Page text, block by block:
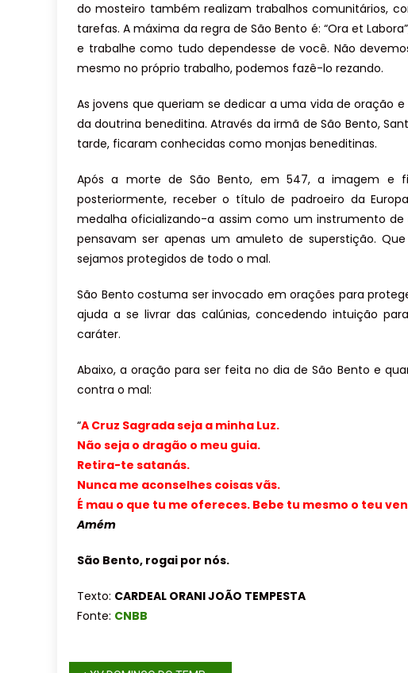
do mosteiro também realizam trabalhos comunitários,
tarefas. A máxima da regra de São Bento é: “Ora et
e trabalhe como tudo dependesse de você. Não
mesmo no próprio trabalho, podemos fazê-lo rezando.
As jovens que queriam se dedicar a uma vida de
da doutrina beneditina. Através da irmã de São Bento,
tarde, ficaram conhecidas como monjas beneditinas.
Após a morte de São Bento, em 547, a imagem e
posteriormente, receber o título de padroeiro da
medalha oficializando-a assim como um instrumento
pensavam ser apenas um amuleto de superstição.
sejamos protegidos de todo o mal.
São Bento costuma ser invocado em orações para
ajuda a se livrar das calúnias, concedendo intuição
caráter.
Abaixo, a oração para ser feita no dia de São Bento e
contra o mal:
“A Cruz Sagrada seja a minha Luz.
Não seja o dragão o meu guia.
Retira-te satanás.
Nunca me aconselhes coisas vãs.
É mau o que tu me ofereces. Bebe tu mesmo o teu
Amém
São Bento, rogai por nós.
Texto: CARDEAL ORANI JOÃO TEMPESTA
Fonte: CNBB